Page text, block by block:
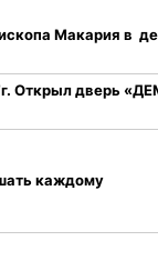
Макария в
Открыл дверь
каждому